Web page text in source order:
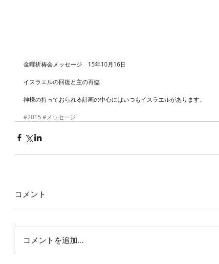
金曜祈祷会メッセージ　15年10月16日
イスラエルの回復と主の再臨
神様の持っておられる計画の中心にはいつもイスラエルがあります。
#2015 #メッセージ
コメント
コメントを追加…